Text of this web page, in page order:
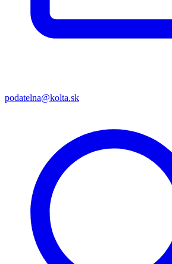
podatelna@kolta.sk